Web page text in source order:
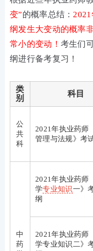
变”的概率总结：
纲发生大变动的概率
常小的变动！ 考生们
纲进行备考复习！
类
别
科目
公
共
科
2021年执业药师
管理与法规》考
中
药
2021年执业药师
学专业知识一》
纲
2021年执业药师
学专业知识二》